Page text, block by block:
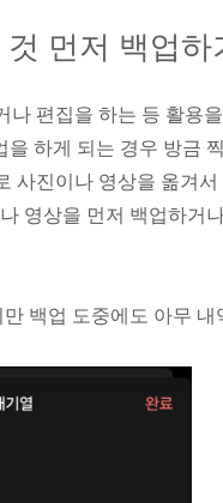
먼저 백업하
편집을 하는 등 활용
하게 되는 경우 방금
사진이나 영상을 옮겨
영상을 먼저 백업하거
백업 도중에도 아무 내